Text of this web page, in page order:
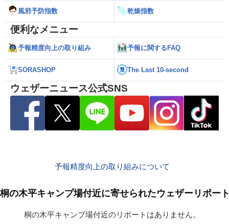
風邪予防指数 乾燥指数
便利なメニュー
予報精度向上の取り組み 予報に関するFAQ
SORASHOP The Last 10-second
ウェザーニュース公式SNS
予報精度向上の取り組みについて
桐の木平キャンプ場付近に寄せられたウェザーリポー
桐の木平キャンプ場付近のリポートはありません。